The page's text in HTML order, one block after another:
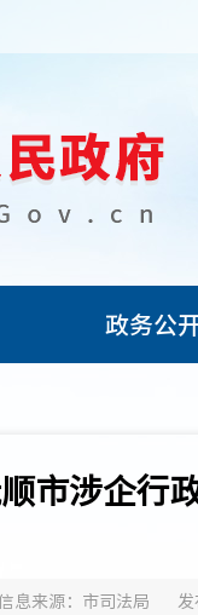
政务公
市涉企行
息来源：市司法局